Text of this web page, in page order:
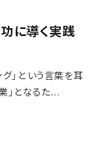
に導く実践
」という言葉を耳
」となるた…